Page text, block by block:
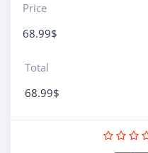
Price
68.99$
Total
68.99$